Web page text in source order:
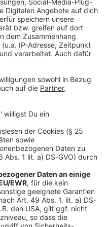
YouTube
zu laden!
Service eines
Videoinhalte
kann
Sie die
zu, um dieses
Consent
Tom Walker einen
- vor. Der Track
aus dem